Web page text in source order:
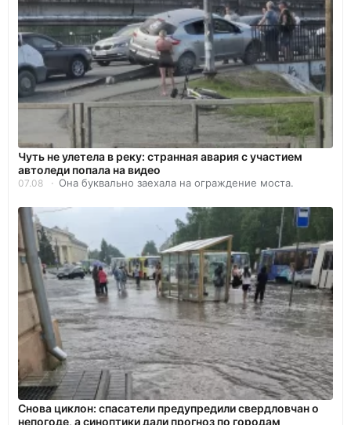
Чуть не улетела в реку: странная авария с участием
автоледи попала на видео
07.08 Она буквально заехала на ограждение моста.
Снова циклон: спасатели предупредили свердловчан о
непогоде, а синоптики дали прогноз по городам